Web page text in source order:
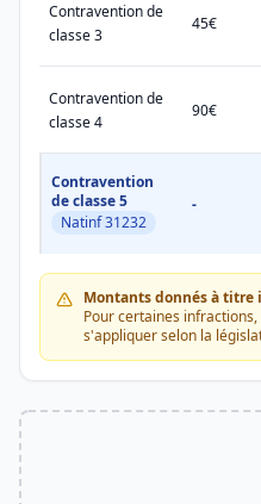
Contravention de
classe 3
45€
Contravention de
classe 4
90€
Contravention
de classe 5
Natinf 31232
-
Montants donnés à
Pour certaines
s'appliquer selon la